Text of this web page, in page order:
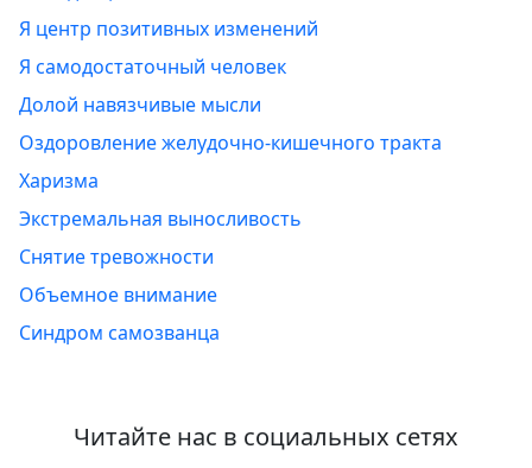
Я центр позитивных изменений
Я самодостаточный человек
Долой навязчивые мысли
Оздоровление желудочно-кишечного тракта
Харизма
Экстремальная выносливость
Снятие тревожности
Объемное внимание
Синдром самозванца
Читайте нас в социальных сетях